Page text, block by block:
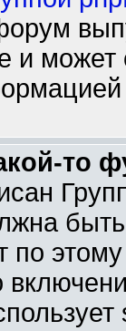
и может
то
по